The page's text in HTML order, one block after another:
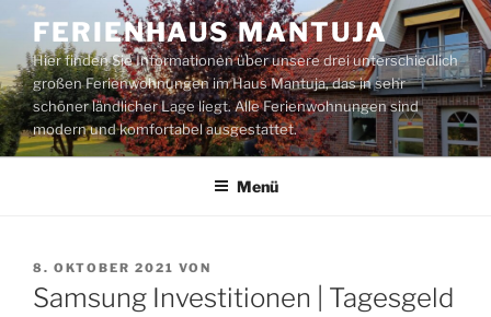
Zum
Inhalt
springen
FERIENHAUS MANTUJA
Hier finden Sie Informationen über unsere drei unterschiedlich
großen Ferienwohnungen im Haus Mantuja, das in sehr
schöner ländlicher Lage liegt. Alle Ferienwohnungen sind
modern und komfortabel ausgestattet.
Menü
VERÖFFENTLICHT
AM
8. OKTOBER 2021 VON
Samsung Investitionen | Tagesgeld